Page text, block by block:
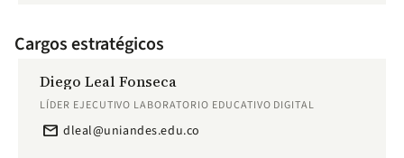
Cargos estratégicos
Diego Leal Fonseca
LÍDER EJECUTIVO LABORATORIO EDUCATIVO DIGITAL
email dleal@uniandes.edu.co